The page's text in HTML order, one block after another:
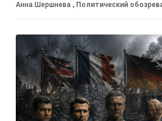
Анна Шершнева , Политический